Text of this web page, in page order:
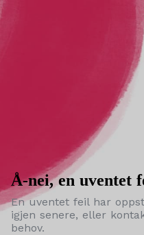
Å-nei, en uventet
En uventet feil har
igjen senere, eller
behov.